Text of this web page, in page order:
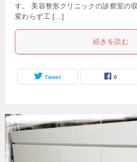
す。 美容整形クリニックの診察室の
変わらず工 […]
続きを読む
Tweet 0